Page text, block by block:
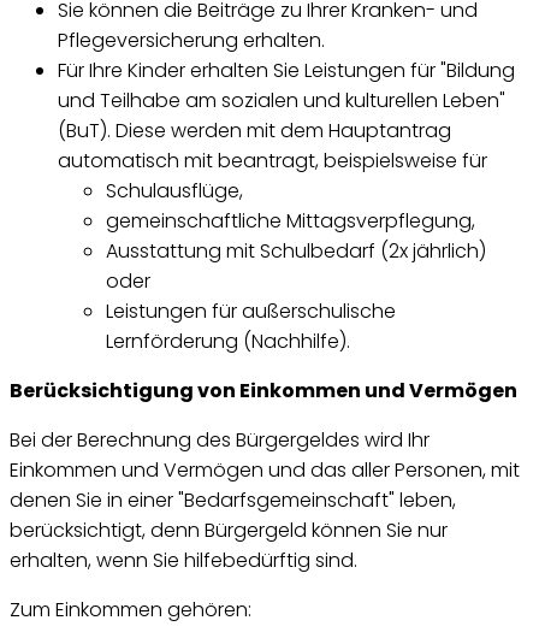
Sie können die Beiträge zu Ihrer Kranken- und
Pflegeversicherung erhalten.
Für Ihre Kinder erhalten Sie Leistungen für "Bildung
und Teilhabe am sozialen und kulturellen Leben"
(BuT). Diese werden mit dem Hauptantrag
automatisch mit beantragt, beispielsweise für
Schulausflüge,
gemeinschaftliche Mittagsverpflegung,
Ausstattung mit Schulbedarf (2x jährlich)
oder
Leistungen für außerschulische
Lernförderung (Nachhilfe).
Berücksichtigung von Einkommen und Vermögen
Bei der Berechnung des Bürgergeldes wird Ihr
Einkommen und Vermögen und das aller Personen, mit
denen Sie in einer "Bedarfsgemeinschaft" leben,
berücksichtigt, denn Bürgergeld können Sie nur
erhalten, wenn Sie hilfebedürftig sind.
Zum Einkommen gehören: